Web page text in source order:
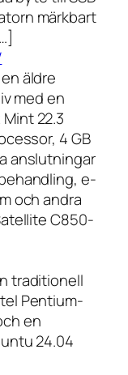
märkbart
äldre
med en
22.3
4 GB
anslutningar
e-
och andra
C850-
traditionell
Pentium-
en
24.04